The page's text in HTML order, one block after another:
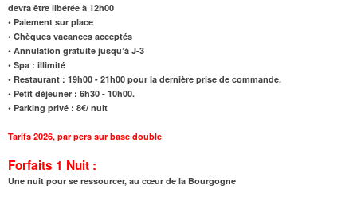
devra être libérée à 12h00
• Paiement sur place
• Chèques vacances acceptés
• Annulation gratuite jusqu’à J-3
• Spa : illimité
• Restaurant : 19h00 - 21h00 pour la dernière prise de commande.
• Petit déjeuner : 6h30 - 10h00.
• Parking privé : 8€/ nuit
Tarifs 2026, par pers sur base double
Forfaits 1 Nuit :
Une nuit pour se ressourcer, au cœur de la Bourgogne